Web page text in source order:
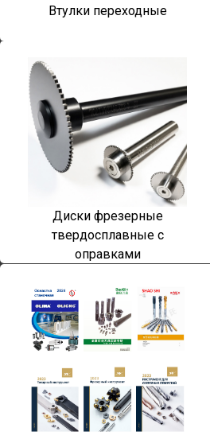
Втулки переходные
Диски фрезерные
твердосплавные с
оправками